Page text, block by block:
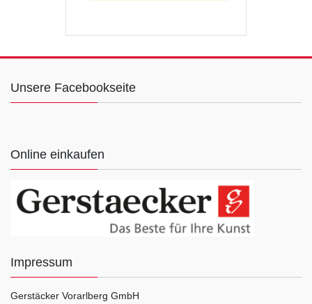
Unsere Facebookseite
Online einkaufen
Impressum
Gerstäcker Vorarlberg GmbH